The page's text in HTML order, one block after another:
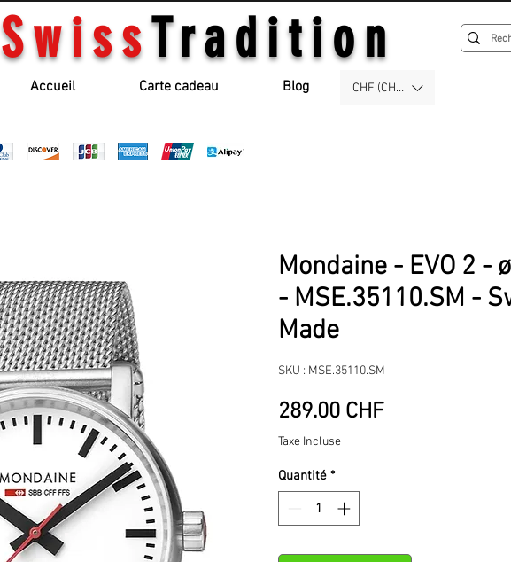
SwissTradition
Accueil Carte cadeau Blog CHF (CHF)
Mondaine - EVO 2 -
- MSE.35110.SM -
Made
SKU : MSE.35110.SM
289.00 CHFPrix
Taxe Incluse
Quantité *